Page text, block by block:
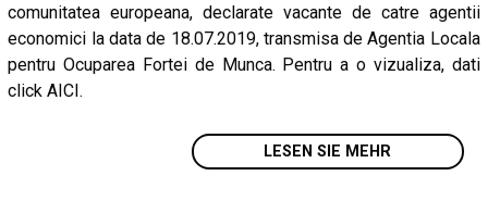
comunitatea europeana, declarate vacante de catre agentii
economici la data de 18.07.2019, transmisa de Agentia Locala
pentru Ocuparea Fortei de Munca. Pentru a o vizualiza, dati
click AICI.
LESEN SIE MEHR